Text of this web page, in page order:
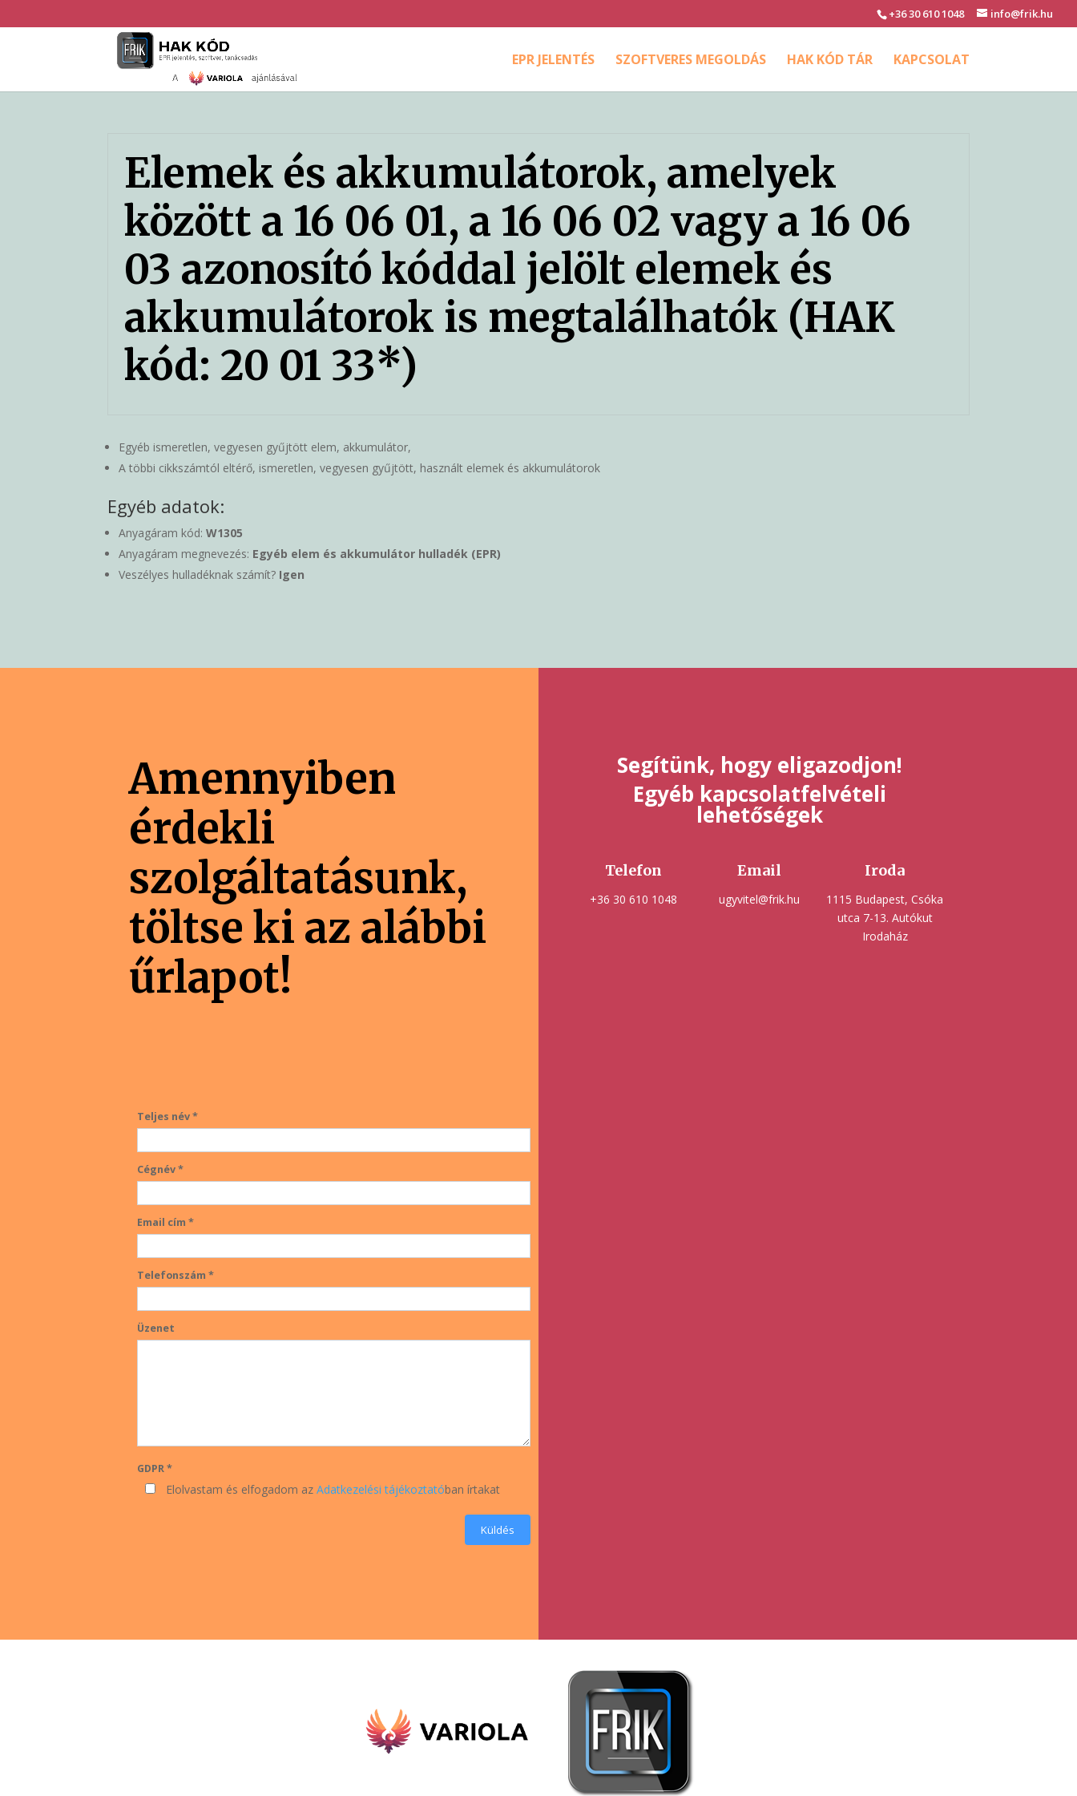
+36 30 610 1048 info@frik.hu
EPR JELENTÉS SZOFTVERES MEGOLDÁS HAK KÓD TÁR KAPCSOLAT
Elemek és akkumulátorok, amelyek
között a 16 06 01, a 16 06 02 vagy a 16 06
03 azonosító kóddal jelölt elemek és
akkumulátorok is megtalálhatók (HAK
kód: 20 01 33*)
Egyéb ismeretlen, vegyesen gyűjtött elem, akkumulátor,
A többi cikkszámtól eltérő, ismeretlen, vegyesen gyűjtött, használt elemek és akkumulátorok
Egyéb adatok:
Anyagáram kód:W1305
Anyagáram megnevezés: Egyéb elem és akkumulátor hulladék (EPR)
Veszélyes hulladéknak számít? Igen
Amennyiben
érdekli
szolgáltatásunk,
töltse ki az alábbi
űrlapot!
Teljes név *
Cégnév *
Email cím *
Telefonszám *
Üzenet
GDPR *
Elolvastam és elfogadom azAdatkezelési tájékoztatóban írtakat
Küldés
Segítünk, hogy eligazodjon!
Egyéb kapcsolatfelvételi
lehetőségek
Telefon
+36 30 610 1048
Email
ugyvitel@frik.hu
Iroda
1115 Budapest, Csóka
utca 7-13. Autókut
Irodaház